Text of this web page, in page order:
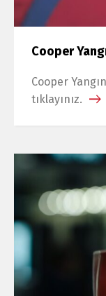
Cooper
Cooper
tıklayınız.